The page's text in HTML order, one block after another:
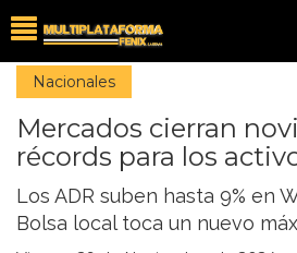
Nacionales
Mercados cierran
récords para los
Los ADR suben hasta 9% en
Bolsa local toca un nuevo